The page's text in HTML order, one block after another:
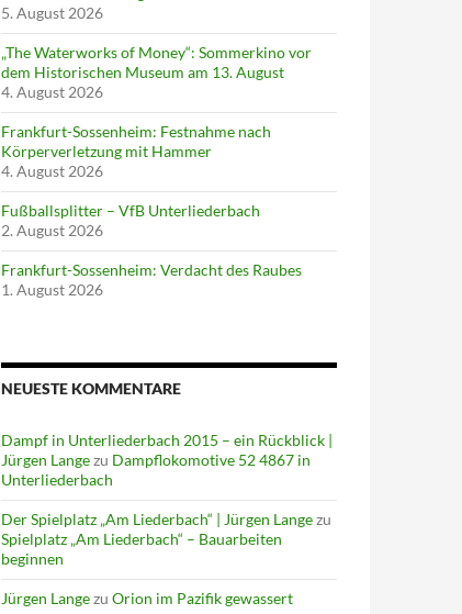
5. August 2026
„The Waterworks of Money“: Sommerkino vor
dem Historischen Museum am 13. August
4. August 2026
Frankfurt-Sossenheim: Festnahme nach
Körperverletzung mit Hammer
4. August 2026
Fußballsplitter – VfB Unterliederbach
2. August 2026
Frankfurt-Sossenheim: Verdacht des Raubes
1. August 2026
NEUESTE KOMMENTARE
Dampf in Unterliederbach 2015 – ein Rückblick |
Jürgen Langezu Dampflokomotive 52 4867 in
Unterliederbach
Der Spielplatz „Am Liederbach“ | Jürgen Langezu
Spielplatz „Am Liederbach“ – Bauarbeiten
beginnen
Jürgen Langezu Orion im Pazifik gewassert